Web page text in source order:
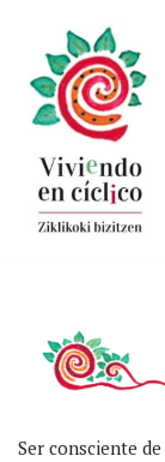
Saltar
al
contenido
Ser consciente de